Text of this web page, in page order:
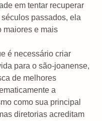
em tentar recuperar
passados, ela
maiores e mais
é necessário criar
para o são-joanense,
de melhores
a
como sua principal
diretorias acreditam